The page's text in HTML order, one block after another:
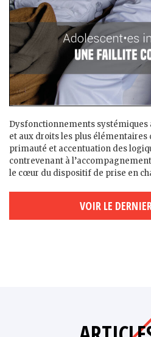
Dysfonctionnements
et aux droits les plus élémentaires
primauté et accentuation des
contrevenant à
le cœur du dispositif de prise en
VOIR LE